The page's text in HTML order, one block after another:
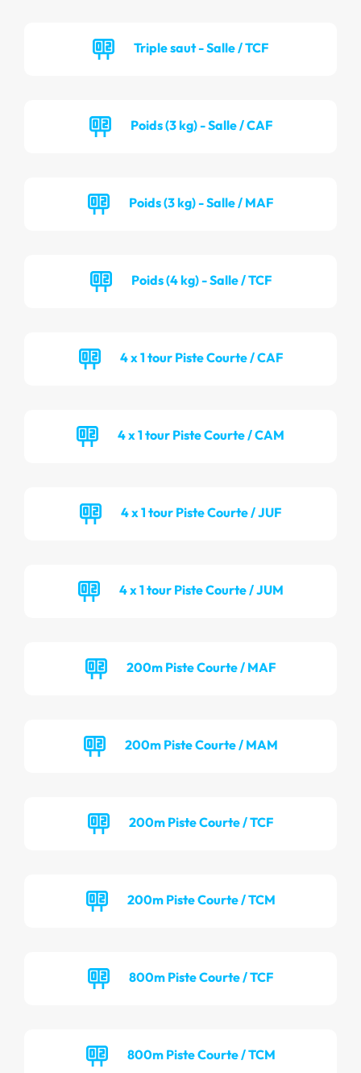
Triple saut - Salle / TCF
Poids (3 kg) - Salle / CAF
Poids (3 kg) - Salle / MAF
Poids (4 kg) - Salle / TCF
4 x 1 tour Piste Courte / CAF
4 x 1 tour Piste Courte / CAM
4 x 1 tour Piste Courte / JUF
4 x 1 tour Piste Courte / JUM
200m Piste Courte / MAF
200m Piste Courte / MAM
200m Piste Courte / TCF
200m Piste Courte / TCM
800m Piste Courte / TCF
800m Piste Courte / TCM